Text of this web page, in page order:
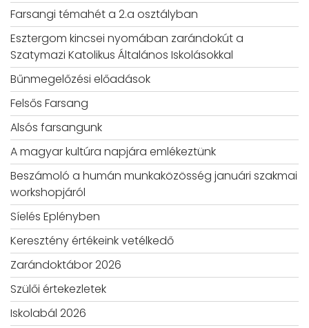
Farsangi témahét a 2.a osztályban
Esztergom kincsei nyomában zarándokút a
Szatymazi Katolikus Általános Iskolásokkal
Bűnmegelőzési előadások
Felsős Farsang
Alsós farsangunk
A magyar kultúra napjára emlékeztünk
Beszámoló a humán munkaközösség januári szakmai
workshopjáról
Síelés Eplényben
Keresztény értékeink vetélkedő
Zarándoktábor 2026
Szülői értekezletek
Iskolabál 2026